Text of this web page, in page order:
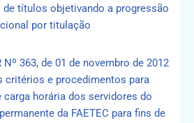
de títulos objetivando a progressão
por titulação
Nº 363, de 01 de novembro de 2012
critérios e procedimentos para
carga horária dos servidores do
da FAETEC para fins de